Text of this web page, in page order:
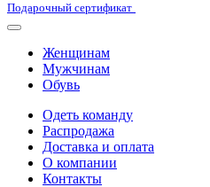
Подарочный сертификат
Женщинам
Мужчинам
Обувь
Одеть команду
Распродажа
Доставка и оплата
О компании
Контакты